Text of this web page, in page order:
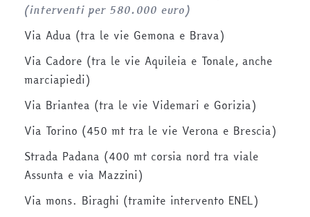
(interventi per 580.000 euro)
Via Adua (tra le vie Gemona e Brava)
Via Cadore (tra le vie Aquileia e Tonale, anche
marciapiedi)
Via Briantea (tra le vie Videmari e Gorizia)
Via Torino (450 mt tra le vie Verona e Brescia)
Strada Padana (400 mt corsia nord tra viale
Assunta e via Mazzini)
Via mons. Biraghi (tramite intervento ENEL)